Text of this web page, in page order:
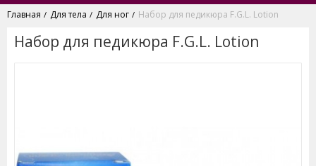
Главная / Для тела / Для ног / Набор для педикюра F.G.L. Lotion
Набор для педикюра F.G.L. Lotion